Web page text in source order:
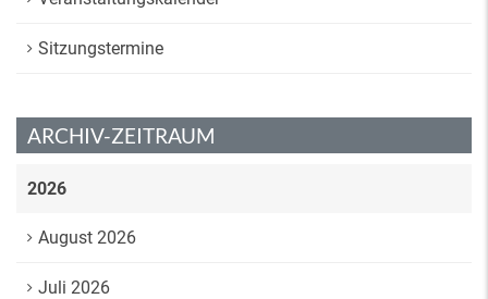
Sitzungstermine
ARCHIV-ZEITRAUM
2026
August 2026
Juli 2026